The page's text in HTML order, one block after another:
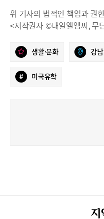
위 기사의 법적인 책임과 권
<저작권자 ©내일엘엠씨, 무
생활·문화 강
# 미국유학